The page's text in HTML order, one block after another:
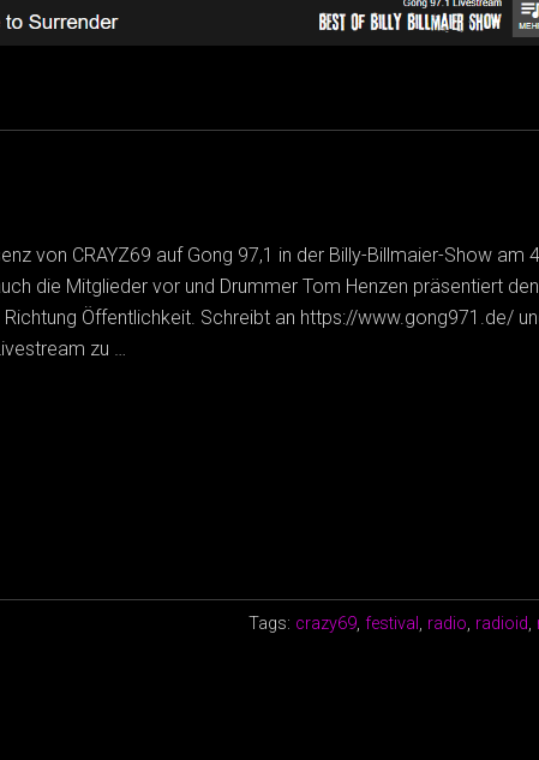
von CRAYZ69 auf Gong 97,1 in der Billy-Billmaier-Show am
die Mitglieder vor und Drummer Tom Henzen präsentiert
Richtung Öffentlichkeit. Schreibt an https://www.gong971.de/
zu …
Tags: crazy69, festival, radio, radioid,